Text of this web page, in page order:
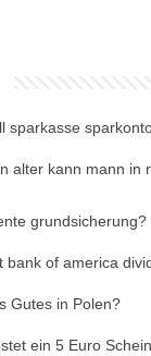
sparkasse
alter kann mann in
grundsicherung?
bank of america
Gutes in Polen?
ein 5 Euro